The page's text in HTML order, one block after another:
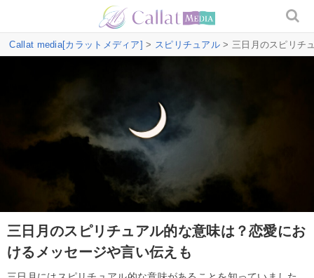
Callat media[カラットメディア] > スピリチュアル > 三日月のスピリチ
三日月のスピリチュアル的な意味は？恋愛にお
けるメッセージや言い伝えも